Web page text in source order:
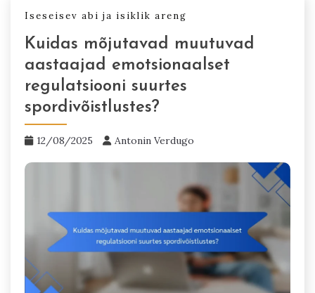
Iseseisev abi ja isiklik areng
Kuidas mõjutavad muutuvad
aastaajad emotsionaalset
regulatsiooni suurtes
spordivõistlustes?
12/08/2025 Antonin Verdugo